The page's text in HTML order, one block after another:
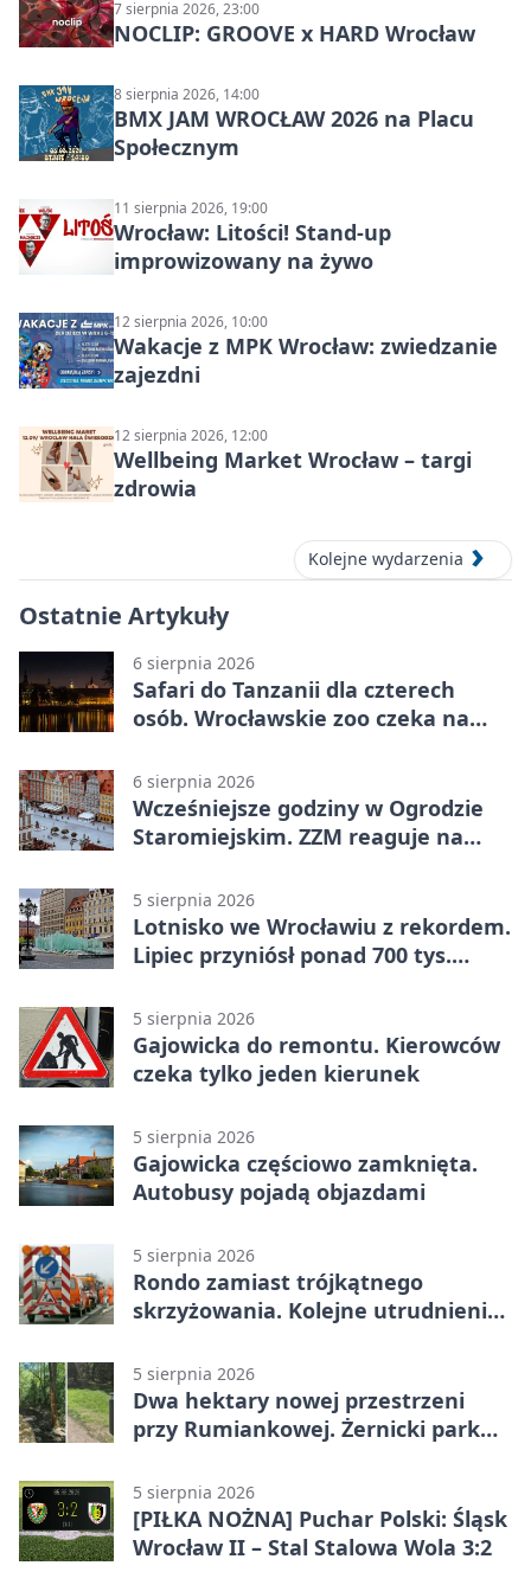
7 sierpnia 2026, 23:00
NOCLIP: GROOVE x HARD Wrocław
8 sierpnia 2026, 14:00
BMX JAM WROCŁAW 2026 na Placu
Społecznym
11 sierpnia 2026, 19:00
Wrocław: Litości! Stand-up
improwizowany na żywo
12 sierpnia 2026, 10:00
Wakacje z MPK Wrocław: zwiedzanie
zajezdni
12 sierpnia 2026, 12:00
Wellbeing Market Wrocław – targi
zdrowia
Kolejne wydarzenia
Ostatnie Artykuły
6 sierpnia 2026
Safari do Tanzanii dla czterech
osób. Wrocławskie zoo czeka na
6 sierpnia 2026
Wcześniejsze godziny w Ogrodzie
Staromiejskim. ZZM reaguje na
5 sierpnia 2026
Lotnisko we Wrocławiu z rekordem.
Lipiec przyniósł ponad 700 tys.
5 sierpnia 2026
Gajowicka do remontu. Kierowców
czeka tylko jeden kierunek
5 sierpnia 2026
Gajowicka częściowo zamknięta.
Autobusy pojadą objazdami
5 sierpnia 2026
Rondo zamiast trójkątnego
skrzyżowania. Kolejne utrudnienia
5 sierpnia 2026
Dwa hektary nowej przestrzeni
przy Rumiankowej. Żernicki park
5 sierpnia 2026
[PIŁKA NOŻNA] Puchar Polski: Śląsk
Wrocław II – Stal Stalowa Wola 3:2